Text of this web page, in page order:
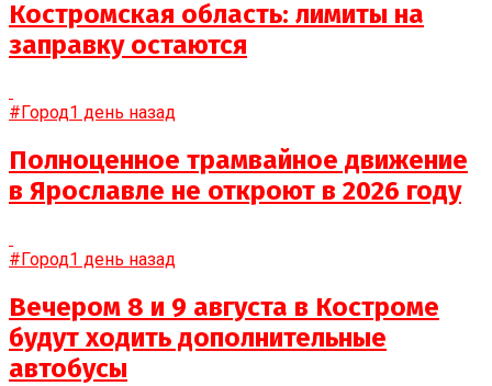
Костромская область: лимиты на
заправку остаются
#Город1 день назад
Полноценное трамвайное движение
в Ярославле не откроют в 2026 году
#Город1 день назад
Вечером 8 и 9 августа в Костроме
будут ходить дополнительные
автобусы